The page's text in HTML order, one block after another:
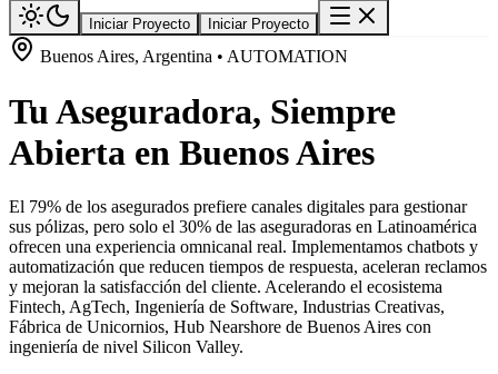
Iniciar Proyecto Iniciar Proyecto
Buenos Aires, Argentina • AUTOMATION
Tu Aseguradora, Siempre
Abierta en Buenos Aires
El 79% de los asegurados prefiere canales digitales para gestionar
sus pólizas, pero solo el 30% de las aseguradoras en Latinoamérica
ofrecen una experiencia omnicanal real. Implementamos chatbots y
automatización que reducen tiempos de respuesta, aceleran reclamos
y mejoran la satisfacción del cliente. Acelerando el ecosistema
Fintech, AgTech, Ingeniería de Software, Industrias Creativas,
Fábrica de Unicornios, Hub Nearshore de Buenos Aires con
ingeniería de nivel Silicon Valley.